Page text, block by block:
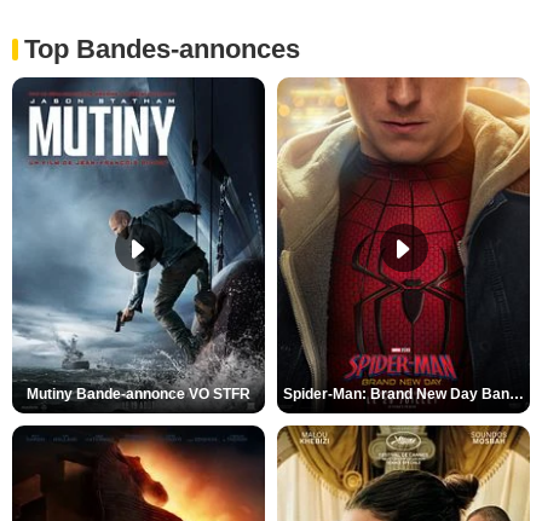
Top Bandes-annonces
Mutiny Bande-annonce VO STFR Spider-Man: Brand New Day Bande-annonce VO STFR